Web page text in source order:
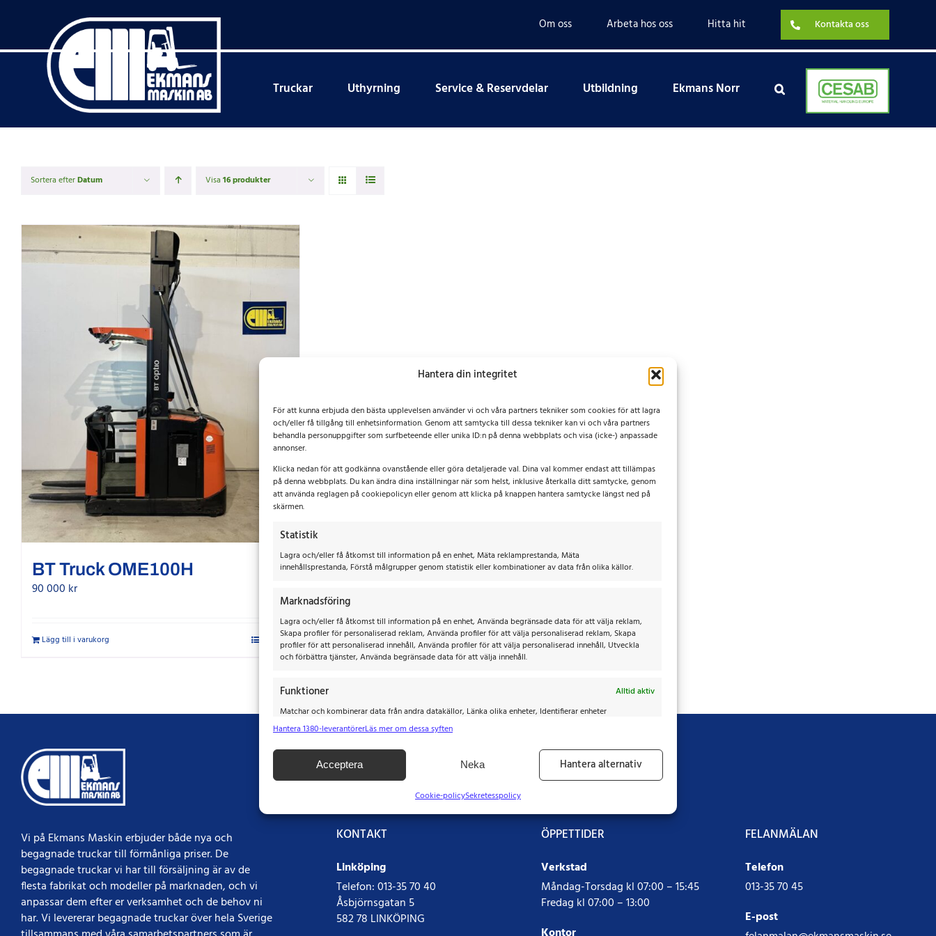
Hantera din integritet
För att kunna erbjuda den bästa upplevelsen använder vi och våra partners tekniker som cookies för att lagra
och/eller få tillgång till enhetsinformation. Genom att samtycka till dessa tekniker kan vi och våra partners
behandla personuppgifter som surfbeteende eller unika ID:n på denna webbplats och visa (icke-) anpassade
annonser.
Klicka nedan för att godkänna ovanstående eller göra detaljerade val. Dina val kommer endast att tillämpas
på denna webbplats. Du kan ändra dina inställningar när som helst, inklusive återkalla ditt samtycke, genom
att använda reglagen på cookiepolicyn eller genom att klicka på knappen hantera samtycke längst ned på
skärmen.
Statistik
Lagra och/eller få åtkomst till information på en enhet, Mäta reklamprestanda, Mäta
innehållsprestanda, Förstå målgrupper genom statistik eller kombinationer av data från olika källor.
Marknadsföring
Lagra och/eller få åtkomst till information på en enhet, Använda begränsade data för att välja reklam,
Skapa profiler för personaliserad reklam, Använda profiler för att välja personaliserad reklam, Skapa
profiler för att personaliserad innehåll, Använda profiler för att välja personaliserad innehåll, Utveckla
och förbättra tjänster, Använda begränsade data för att välja innehåll.
Funktioner
Alltid aktiv
Matchar och kombinerar data från andra datakällor, Länka olika enheter, Identifierar enheter
baserat på information som överförs automatiskt.
Säkerställa säkerhet, förhindra och upptäcka bedrägerier samt åtgärda
fel, Leverera och visa reklam och innehåll, Spara och meddela dina
Alltid aktiv
Hantera 1380-leverantörerLäs mer om dessa syften
Acceptera Neka Hantera alternativ
Cookie-policySekretesspolicy
Om oss Arbeta hos oss Hitta hit Kontakta oss
Truckar Uthyrning Service & Reservdelar Utbildning Ekmans Norr
Sortera efterDatum Visa 16 produkter
BT Truck OME100H
90 000 kr
Lägg till i varukorg Detaljer
Vi på Ekmans Maskin erbjuder både nya och
begagnade truckar till förmånliga priser.​​ De
begagnade truckar vi har till försäljning är av de
flesta fabrikat och modeller på marknaden, och vi
anpassar dem efter er verksamhet och de behov ni
har. Vi levererar begagnade truckar över hela Sverige
KONTAKT
Linköping
Telefon:013-35 70 40
Åsbjörnsgatan 5
582 78 LINKÖPING
ÖPPETTIDER
Verkstad
Måndag-Torsdag kl 07:00 – 15:45
Fredag kl 07:00 – 13:00
FELANMÄLAN
Telefon
013-35 70 45
E-post